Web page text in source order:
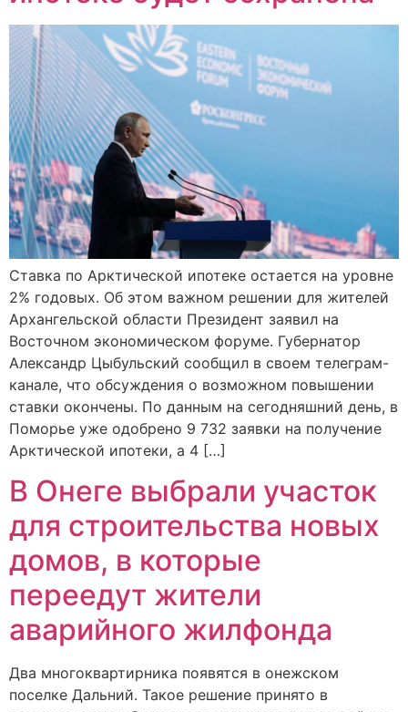
Ставка по Арктической ипотеке остается на уровне
2% годовых. Об этом важном решении для жителей
Архангельской области Президент заявил на
Восточном экономическом форуме. Губернатор
Александр Цыбульский сообщил в своем телеграм-
канале, что обсуждения о возможном повышении
ставки окончены. По данным на сегодняшний день, в
Поморье уже одобрено 9 732 заявки на получение
Арктической ипотеки, а 4 […]
В Онеге выбрали участок
для строительства новых
домов, в которые
переедут жители
аварийного жилфонда
Два многоквартирника появятся в онежском
поселке Дальний. Такое решение принято в